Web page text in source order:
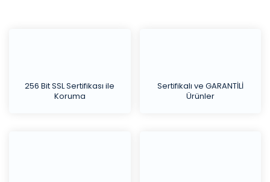
256 Bit SSL Sertifikası ile
Koruma
Sertifikalı ve GARANTİLİ
Ürünler